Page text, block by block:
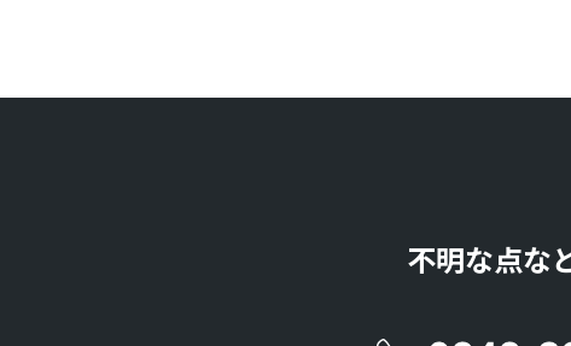
不明な点な